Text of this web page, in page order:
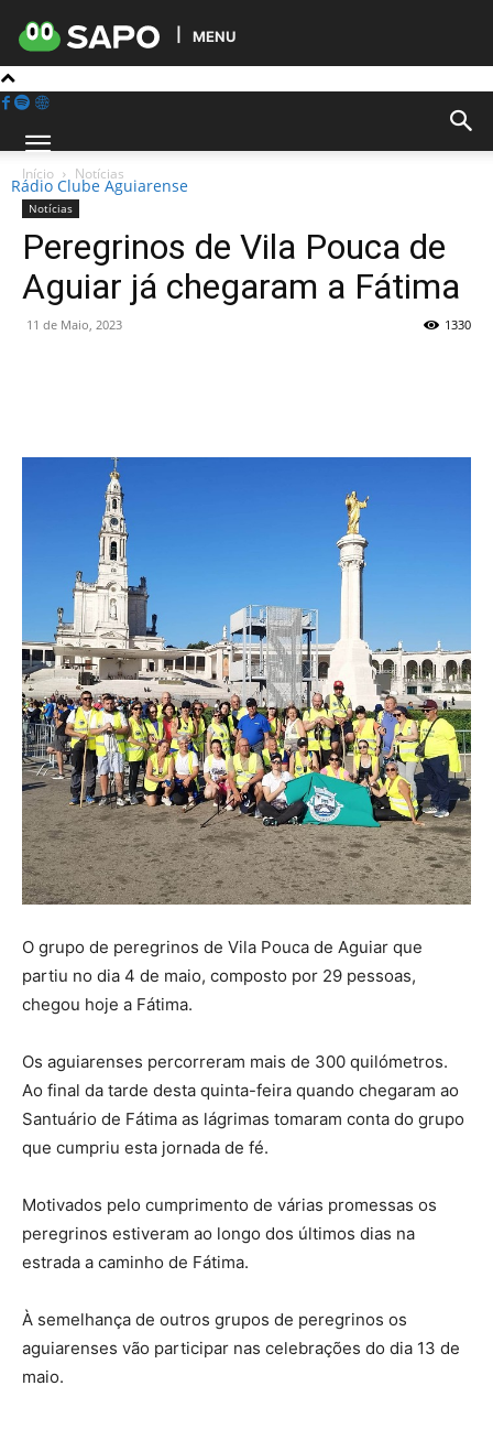
MENU
Rádio Clube Aguiarense
Início Notícias
Notícias
Peregrinos de Vila Pouca de
Aguiar já chegaram a Fátima
11 de Maio, 2023 1330
O grupo de peregrinos de Vila Pouca de Aguiar que
partiu no dia 4 de maio, composto por 29 pessoas,
chegou hoje a Fátima.
Os aguiarenses percorreram mais de 300 quilómetros.
Ao final da tarde desta quinta-feira quando chegaram ao
Santuário de Fátima as lágrimas tomaram conta do grupo
que cumpriu esta jornada de fé.
Motivados pelo cumprimento de várias promessas os
peregrinos estiveram ao longo dos últimos dias na
estrada a caminho de Fátima.
À semelhança de outros grupos de peregrinos os
aguiarenses vão participar nas celebrações do dia 13 de
maio.